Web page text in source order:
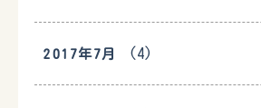
2017年7月 (4)